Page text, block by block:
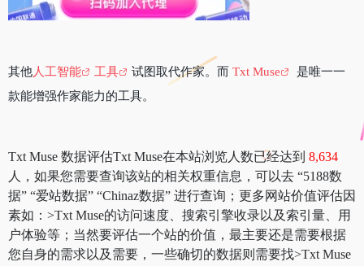
其他人工智能 工具 试图取代作家。而 Txt Muse
是唯一一
款能增强作家能力的工具。
Txt Muse 数据评估Txt Muse在本站浏览人数已经达到 8,634
人，如果您需要查询该站的相关权重信息，可以去 “5188数
据” “爱站数据” “Chinaz数据” 进行查询；更多网站价值评估因
素如：>Txt Muse的访问速度、搜索引擎收录以及索引量、用
户体验等；当然要评估一个站的价值，最主要还是需要根据
您自身的需求以及需要，一些确切的数据则需要找>Txt Muse